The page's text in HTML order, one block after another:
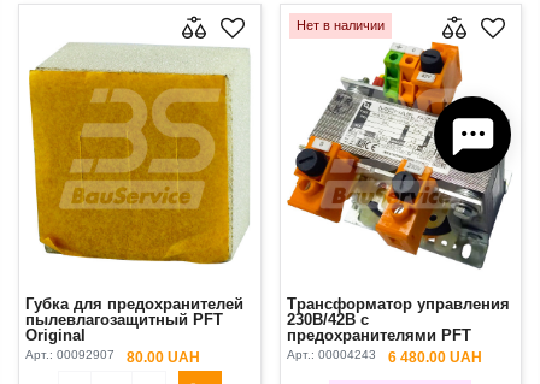
Губка для предохранителей
пылевлагозащитный PFT
Original
Арт.: 00092907 80.00 UAH
Нет в наличии
Трансформатор управления
230В/42В с
предохранителями PFT
Ritmo XL
Арт.: 00004243 6 480.00 UAH